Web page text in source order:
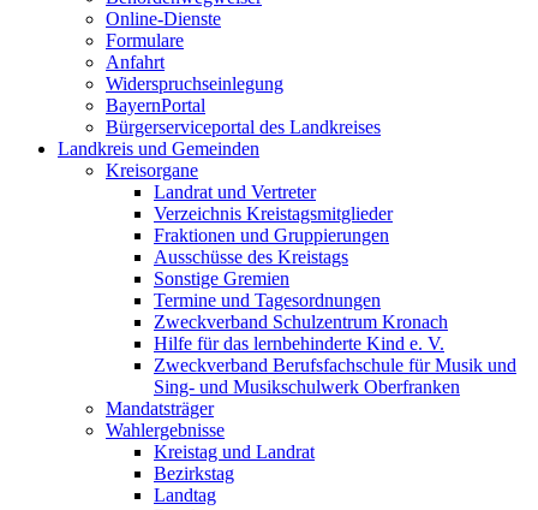
Online-Dienste
Formulare
Anfahrt
Widerspruchseinlegung
BayernPortal
Bürgerserviceportal des Landkreises
Landkreis und Gemeinden
Kreisorgane
Landrat und Vertreter
Verzeichnis Kreistagsmitglieder
Fraktionen und Gruppierungen
Ausschüsse des Kreistags
Sonstige Gremien
Termine und Tagesordnungen
Zweckverband Schulzentrum Kronach
Hilfe für das lernbehinderte Kind e. V.
Zweckverband Berufsfachschule für Musik und
Sing- und Musikschulwerk Oberfranken
Mandatsträger
Wahlergebnisse
Kreistag und Landrat
Bezirkstag
Landtag